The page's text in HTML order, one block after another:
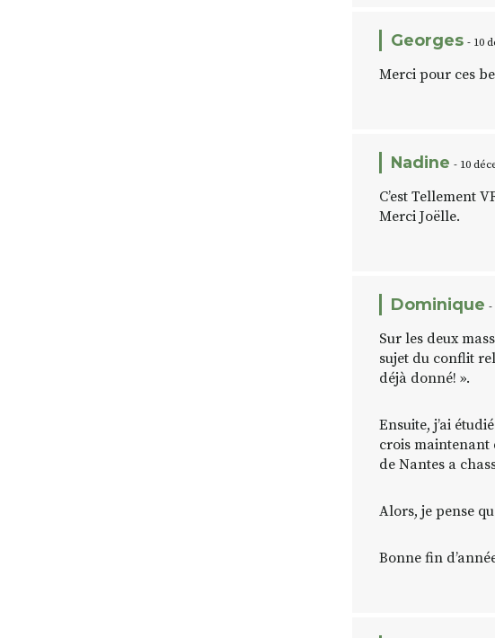
Georges - 10
Merci pour ces
Nadine - 10
C’est Tellement
Merci Joëlle.
Dominique -
Sur les deux
sujet du conflit
déjà donné! ».
Ensuite, j’ai
crois maintenant
de Nantes a
Alors, je pense
Bonne fin